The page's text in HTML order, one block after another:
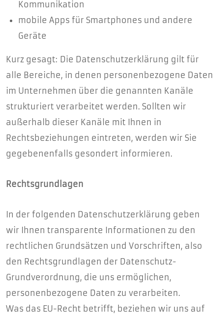
Kommunikation
mobile Apps für Smartphones und andere
Geräte
Kurz gesagt: Die Datenschutzerklärung gilt für
alle Bereiche, in denen personenbezogene Daten
im Unternehmen über die genannten Kanäle
strukturiert verarbeitet werden. Sollten wir
außerhalb dieser Kanäle mit Ihnen in
Rechtsbeziehungen eintreten, werden wir Sie
gegebenenfalls gesondert informieren.
Rechtsgrundlagen
In der folgenden Datenschutzerklärung geben
wir Ihnen transparente Informationen zu den
rechtlichen Grundsätzen und Vorschriften, also
den Rechtsgrundlagen der Datenschutz-
Grundverordnung, die uns ermöglichen,
personenbezogene Daten zu verarbeiten.
Was das EU-Recht betrifft, beziehen wir uns auf